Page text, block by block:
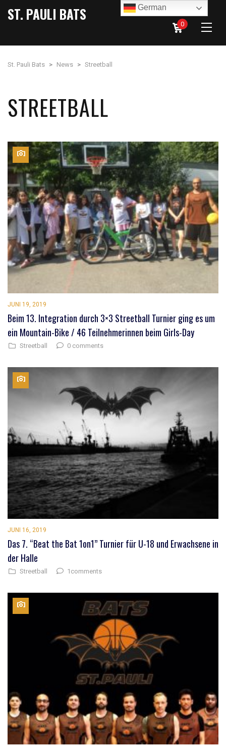
ST. PAULI BATS
0
St. Pauli Bats > News > Streetball
STREETBALL
JUNI 19, 2019
Beim 13. Integration durch 3×3 Streetball Turnier ging es um
ein Mountain-Bike / 46 Teilnehmerinnen beim Girls-Day
Streetball 0 comments
JUNI 16, 2019
Das 7. “Beat the Bat 1on1” Turnier für U-18 und Erwachsene in
der Halle
Streetball 1comments
German